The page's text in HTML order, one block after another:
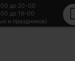
до 20-00
до 19-00
и праздников)